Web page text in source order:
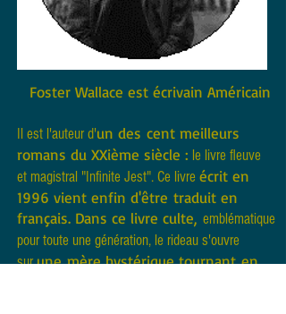
Foster Wallace est écrivain Américain
Il est l'auteur d'un des cent meilleurs
romans du XXième siècle : le livre fleuve
et magistral "Infinite Jest". Ce livre écrit en
1996 vient enfin d'être traduit en
français. Dans ce livre culte, emblématique
pour toute une génération, le rideau s'ouvre
surune mère hystérique tournant en